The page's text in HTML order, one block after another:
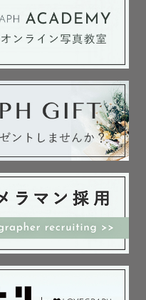
。
感が蘇ることが、写真と
。
。小学生の頃に唯一の
真には自分だけが写っ
母が撮ってくれていた
かった、心からそう思い